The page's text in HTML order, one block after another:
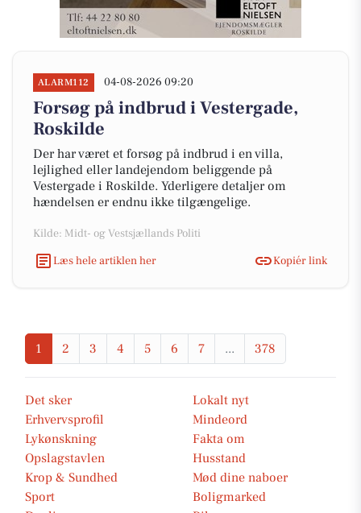
ALARM112 04-08-2026 09:20
Forsøg på indbrud i Vestergade,
Roskilde
Der har været et forsøg på indbrud i en villa,
lejlighed eller landejendom beliggende på
Vestergade i Roskilde. Yderligere detaljer om
hændelsen er endnu ikke tilgængelige.
Kilde: Midt- og Vestsjællands Politi
Læs hele artiklen her
Kopiér link
1 2 3 4 5 6 7 ... 378
Det sker
Lokalt nyt
Erhvervsprofil
Mindeord
Lykønskning
Fakta om
Opslagstavlen
Husstand
Krop & Sundhed
Mød dine naboer
Sport
Boligmarked